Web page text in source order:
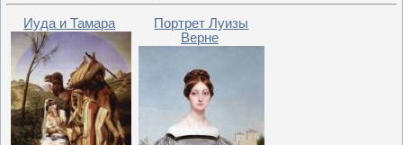
Иуда и Тамара
Портрет Луизы
Верне